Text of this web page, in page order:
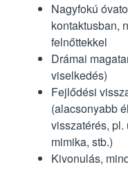
Nagyfokú
kontaktusban,
felnőttekkel
Drámai
viselkedés)
Fejlődési
(alacsonyabb
visszatérés,
mimika, stb.)
Kivonulás,